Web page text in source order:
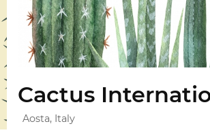
Cactus
Aosta, Italy